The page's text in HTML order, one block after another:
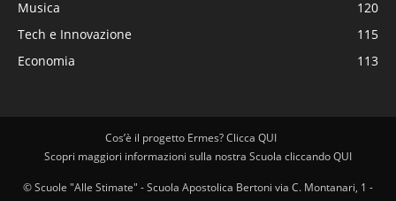
Musica
120
Tech e Innovazione
115
Economia
113
Cos’è il progetto Ermes? Clicca QUI
Scopri maggiori informazioni sulla nostra Scuola cliccando QUI
© Scuole "Alle Stimate" - Scuola Apostolica Bertoni via C. Montanari, 1 -